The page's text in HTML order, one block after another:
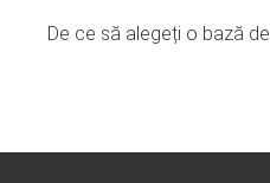
De ce să alegeți o bază